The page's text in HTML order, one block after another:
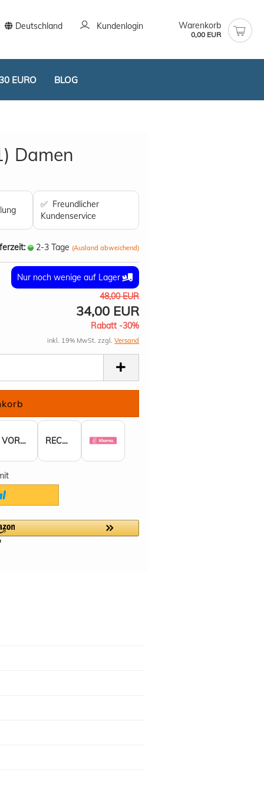
Deutschland Kundenlogin
vergessen?
Warenkorb
0,00 EUR
EURO BLOG
Damen
✅ Freundlicher
Kundenservice
2-3 Tage (Ausland abweichend)
Nur noch wenige auf Lager
48,00 EUR
34,00 EUR
Rabatt -30%
inkl. 19% MwSt. zzgl.Versand
VORKASSE RECHNUNG